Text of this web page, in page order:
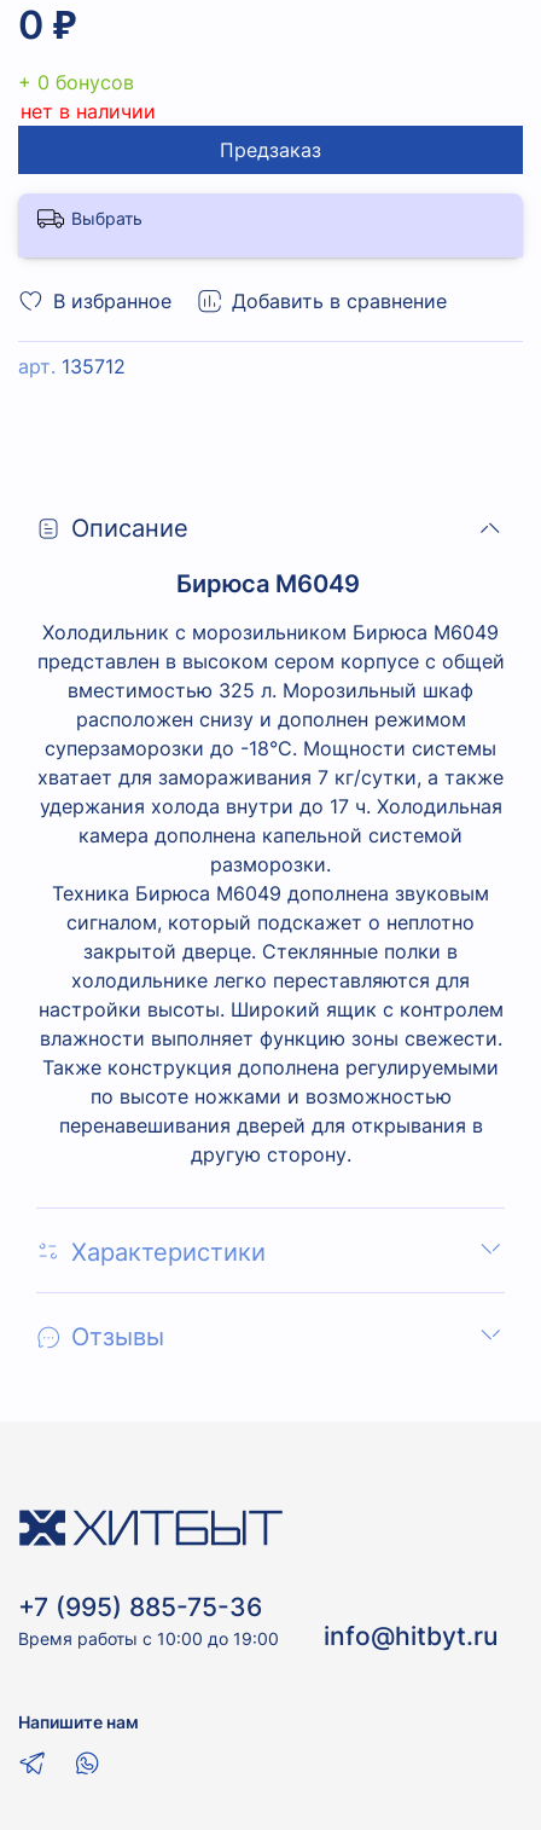
В избранное Добавить в сравнение
арт. 135712
0 ₽
+ 0 бонусов
нет в наличии
Предзаказ
Выбрать
Описание
Бирюса M6049
Холодильник с морозильником Бирюса M6049
представлен в высоком сером корпусе с общей
вместимостью 325 л. Морозильный шкаф
расположен снизу и дополнен режимом
суперзаморозки до -18°C. Мощности системы
хватает для замораживания 7 кг/сутки, а также
удержания холода внутри до 17 ч. Холодильная
камера дополнена капельной системой
разморозки.
Техника Бирюса M6049 дополнена звуковым
сигналом, который подскажет о неплотно
закрытой дверце. Стеклянные полки в
холодильнике легко переставляются для
настройки высоты. Широкий ящик с контролем
влажности выполняет функцию зоны свежести.
Также конструкция дополнена регулируемыми
по высоте ножками и возможностью
перенавешивания дверей для открывания в
другую сторону.
Характеристики
Отзывы
+7 (995) 885-75-36
Время работы с 10:00 до 19:00 info@hitbyt.ru
Напишите нам